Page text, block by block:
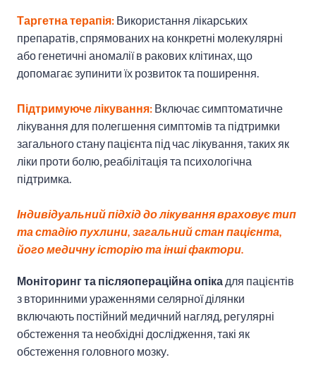
Таргетна терапія: Використання лікарських
препаратів, спрямованих на конкретні молекулярні
або генетичні аномалії в ракових клітинах, що
допомагає зупинити їх розвиток та поширення.
Підтримуюче лікування: Включає симптоматичне
лікування для полегшення симптомів та підтримки
загального стану пацієнта під час лікування, таких як
ліки проти болю, реабілітація та психологічна
підтримка.
Індивідуальний підхід до лікування враховує тип
та стадію пухлини, загальний стан пацієнта,
його медичну історію та інші фактори.
Моніторинг та післяопераційна опіка для пацієнтів
з вторинними ураженнями селярної ділянки
включають постійний медичний нагляд, регулярні
обстеження та необхідні дослідження, такі як
обстеження головного мозку.